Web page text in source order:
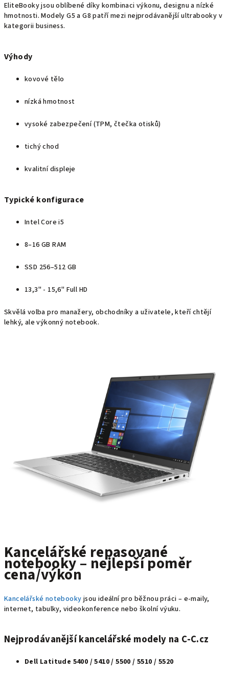
EliteBooky jsou oblíbené díky kombinaci výkonu, designu a nízké
hmotnosti. Modely G5 a G8 patří mezi nejprodávanější ultrabooky v
kategorii business.
Výhody
kovové tělo
nízká hmotnost
vysoké zabezpečení (TPM, čtečka otisků)
tichý chod
kvalitní displeje
Typické konfigurace
Intel Core i5
8–16 GB RAM
SSD 256–512 GB
13,3" - 15,6" Full HD
Skvělá volba pro manažery, obchodníky a uživatele, kteří chtějí
lehký, ale výkonný notebook.
Kancelářské repasované
notebooky – nejlepší poměr
cena/výkon
Kancelářské notebookyjsou ideální pro běžnou práci – e‑maily,
internet, tabulky, videokonference nebo školní výuku.
Nejprodávanější kancelářské modely na C‑C.cz
Dell Latitude 5400 / 5410 / 5500 / 5510 / 5520